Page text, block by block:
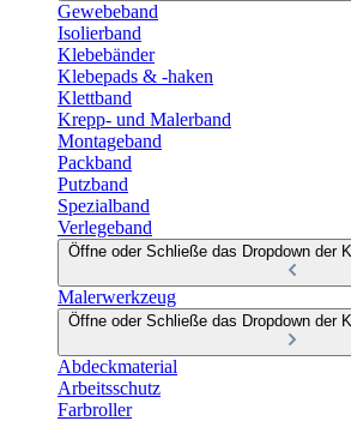
Gewebeband
Isolierband
Klebebänder
Klebepads & -haken
Klettband
Krepp- und Malerband
Montageband
Packband
Putzband
Spezialband
Verlegeband
Öffne oder Schließe das Dropdown der
Malerwerkzeug
Öffne oder Schließe das Dropdown der
Abdeckmaterial
Arbeitsschutz
Farbroller